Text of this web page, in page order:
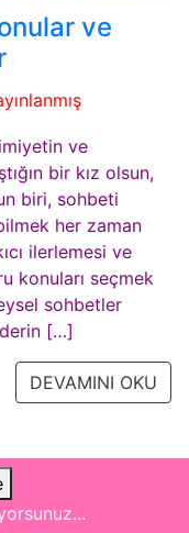
ve
ve
bir kız olsun,
biri, sohbeti
her zaman
ilerlemesi ve
konuları seçmek
sohbetler
[…]
DEVAMINI OKU